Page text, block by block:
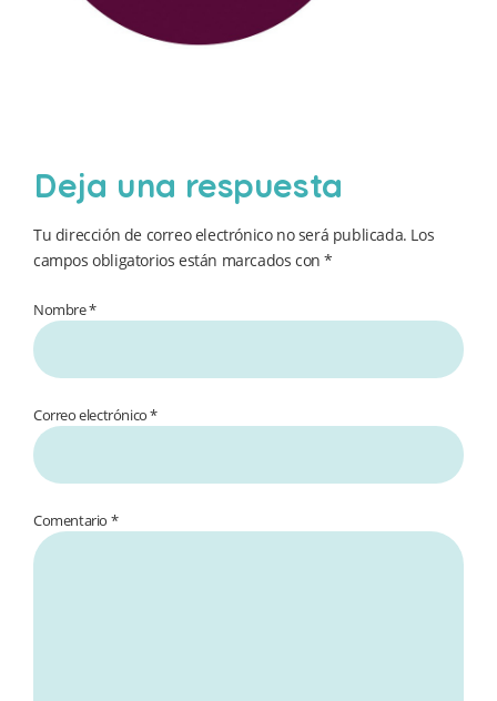
Deja una respuesta
Tu dirección de correo electrónico no será publicada. Los
campos obligatorios están marcados con*
Nombre *
Correo electrónico *
Comentario *